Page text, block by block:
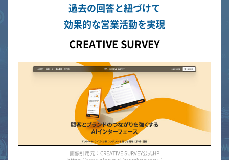
過去の回答と紐づけて
効果的な営業活動を実現
CREATIVE SURVEY
画像引用元：CREATIVE SURVEY公式HP